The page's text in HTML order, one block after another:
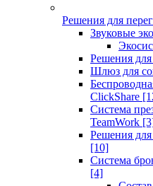
Решения для
Звуковые
Решения
Шлюз для
ClickShare
Система
TeamWork
Решения для
[10]
Система
[4]